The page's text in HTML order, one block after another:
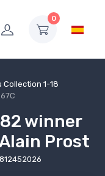
0
Collection 1-18
winner
Prost